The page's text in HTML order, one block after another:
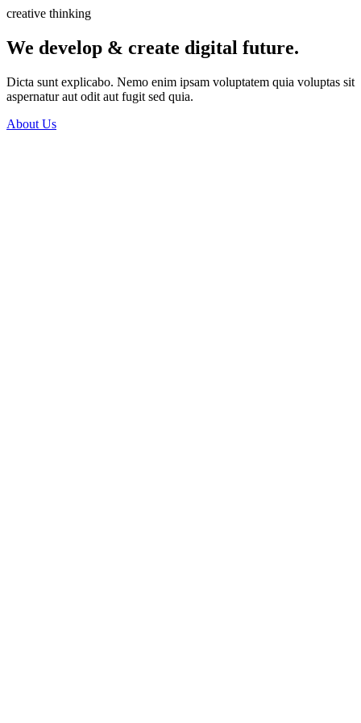
creative thinking
We develop & create digital future.
Dicta sunt explicabo. Nemo enim ipsam voluptatem quia voluptas sit
aspernatur aut odit aut fugit sed quia.
About Us